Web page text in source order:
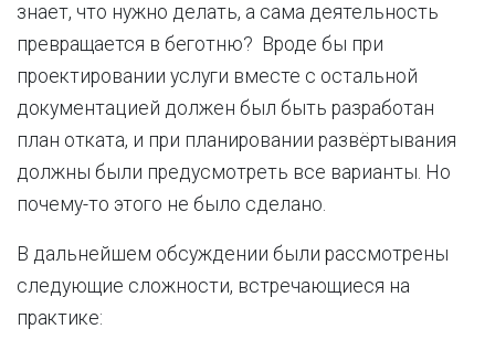
знает, что нужно делать, а сама деятельность
превращается в беготню? Вроде бы при
проектировании услуги вместе с остальной
документацией должен был быть разработан
план отката, и при планировании развёртывания
должны были предусмотреть все варианты. Но
почему-то этого не было сделано.
В дальнейшем обсуждении были рассмотрены
следующие сложности, встречающиеся на
практике: